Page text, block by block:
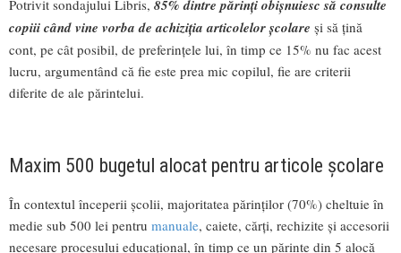
Potrivit sondajului Libris, 85% dintre părinți obișnuiesc să consulte
copiii când vine vorba de achiziția articolelor școlare și să țină
cont, pe cât posibil, de preferințele lui, în timp ce 15% nu fac acest
lucru, argumentând că fie este prea mic copilul, fie are criterii
diferite de ale părintelui.
Maxim 500 bugetul alocat pentru articole școlare
În contextul începerii școlii, majoritatea părinților (70%) cheltuie în
medie sub 500 lei pentru manuale, caiete, cărți, rechizite și accesorii
necesare procesului educațional, în timp ce un părinte din 5 alocă